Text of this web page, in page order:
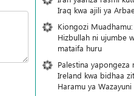
Iraq kwa ajili ya
Kiongozi
Hizbullah ni ujumbe
mataifa huru
Palestina yapongeza
Ireland kwa bidhaa
Haramu ya Wazayuni